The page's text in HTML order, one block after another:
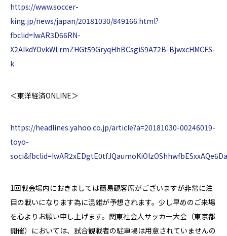
https://www.soccer-
king.jp/news/japan/20181030/849166.html?
fbclid=IwAR3D66RN-
X2AIkdYOvkWLrmZHGt59GryqHhBCsgiS9A72B-BjwxcHMCFS-
k
＜東洋経済ONLINE＞
https://headlines.yahoo.co.jp/article?a=20181030-00246019-
toyo-
1回戦会場内におきましては簡易観客席がございますが非常に注
目の戦いになります為に混雑が予想されます。少し早めのご来場
を心よりお願い申し上げます。関東社会人サッカー大会（東京都
開催）においては、試合観戦者の駐車場は用意されていませんの